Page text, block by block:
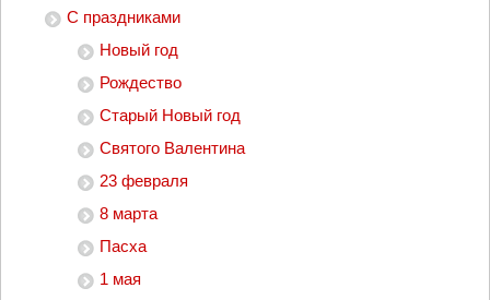
С праздниками
Новый год
Рождество
Старый Новый год
Святого Валентина
23 февраля
8 марта
Пасха
1 мая